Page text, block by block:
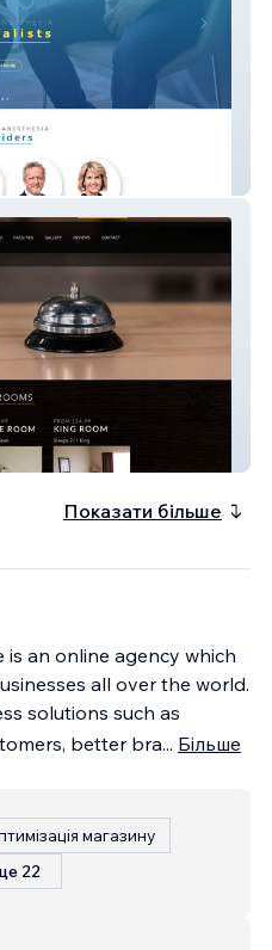
Показати більше
is an online agency which
all over the world.
solutions such as
better bra... Більше
магазину
22